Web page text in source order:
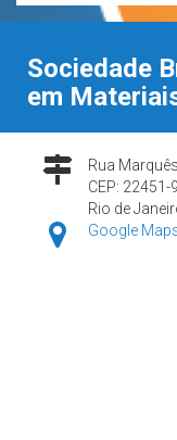
Sociedade
em
Rua
CEP: 22451-
Rio de
Google